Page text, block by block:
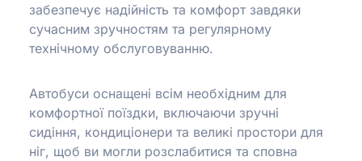
забезпечує надійність та комфорт завдяки
сучасним зручностям та регулярному
технічному обслуговуванню.
Автобуси оснащені всім необхідним для
комфортної поїздки, включаючи зручні
сидіння, кондиціонери та великі простори для
ніг, щоб ви могли розслабитися та сповна